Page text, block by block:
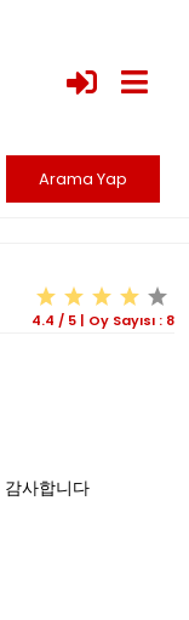
4.4 / 5 | Oy Sayısı : 8
사합니다